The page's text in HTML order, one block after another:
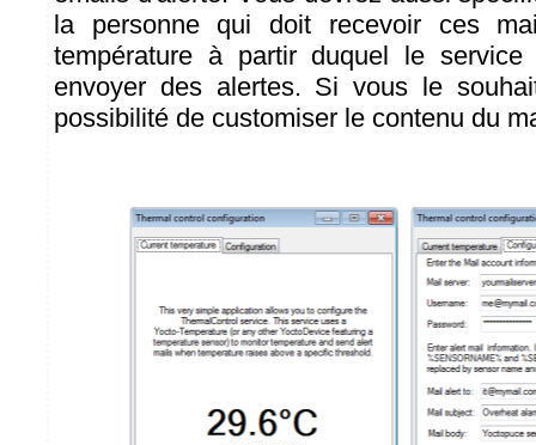
la personne qui doit recevoir ces
température à partir duquel le
envoyer des alertes. Si vous le
possibilité de customiser le contenu du